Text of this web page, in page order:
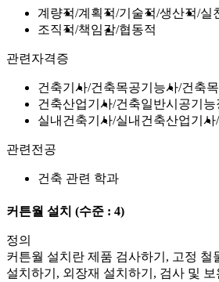
계량적 계획적 기술적 생산적 실
조직적 책임감 협동적
관련자격증
건축기사 건축목공기능사 건축
건축산업기사 건축일반시공기능
실내건축기사 실내건축산업기사
관련전공
건축 관련 학과
커튼월 설치 (수준 : 4)
정의
커튼월 설치란 제품 검사하기, 고정 철
설치하기, 외장재 설치하기, 검사 및 보